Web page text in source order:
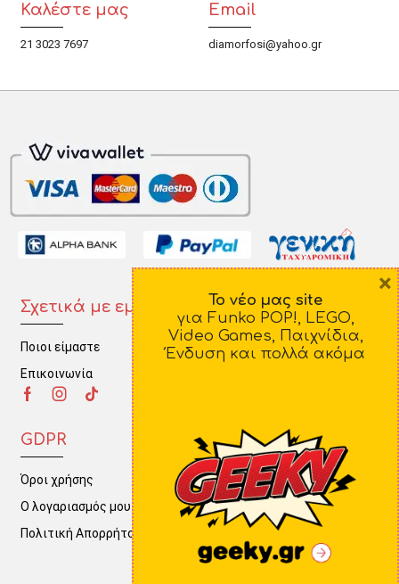
Καλέστε μας
21 3023 7697
Email
diamorfosi@yahoo.gr
Σχετικά με εμάς
Ποιοι είμαστε
Επικοινωνία
Πληροφορίες
Τρόποι Πληρωμής
GDPR
Όροι χρήσης
Ο λογαριασμός μου
Πολιτική Απορρήτου
Το νέο μας site
για Funko POP!, LEGO,
Video Games, Παιχνίδια,
Ένδυση και πολλά ακόμα
×